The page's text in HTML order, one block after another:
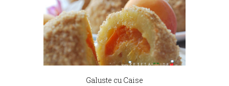
Galuste cu Caise